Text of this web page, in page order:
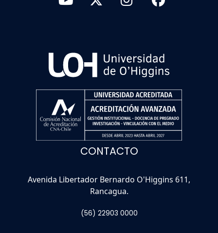
CONTACTO
Avenida Libertador Bernardo O'Higgins 611,
Rancagua.
(56) 22903 0000